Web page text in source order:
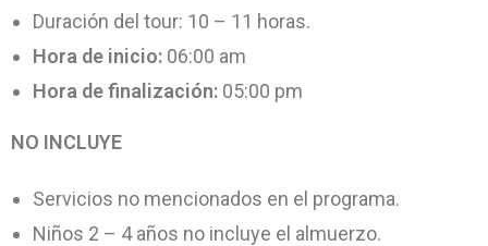
Duración del tour: 10 – 11 horas.
Hora de inicio: 06:00 am
Hora de finalización: 05:00 pm
NO INCLUYE
Servicios no mencionados en el programa.
Niños 2 – 4 años no incluye el almuerzo.